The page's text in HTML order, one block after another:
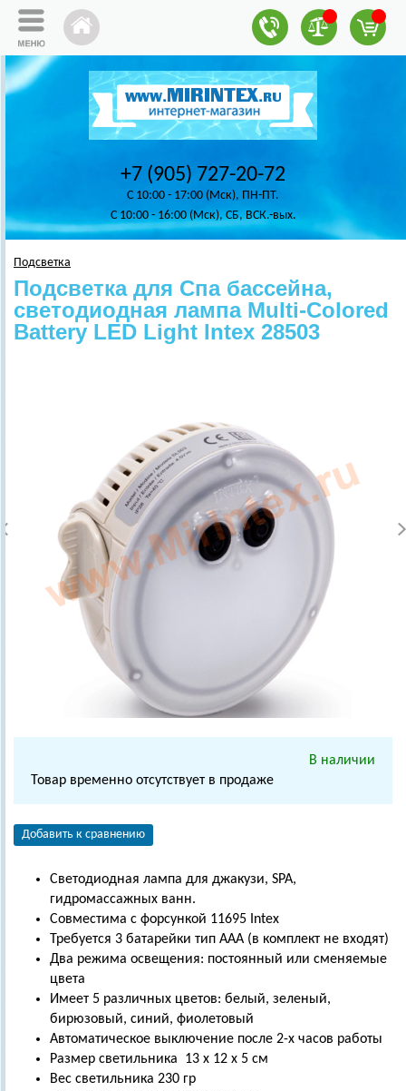
+7 (905) 727-20-72
C 10:00 - 17:00 (Мск), ПН-ПТ.
C 10:00 - 16:00 (Мск), СБ, ВСК.-вых.
Подсветка
Подсветка для Спа бассейна,
светодиодная лампа Multi-Colored
Battery LED Light Intex 28503
В наличии
Товар временно отсутствует в продаже
Добавить к сравнению
Светодиодная лампа для джакузи, SPA,
гидромассажных ванн.
Совместима с форсункой 11695 Intex
Требуется 3 батарейки тип ААА (в комплект не входят)
Два режима освещения: постоянный или сменяемые
цвета
Имеет 5 различных цветов: белый, зеленый,
бирюзовый, синий, фиолетовый
Автоматическое выключение после 2-х часов работы
Размер светильника 13 х 12 х 5 см
Вес светильника 230 гр